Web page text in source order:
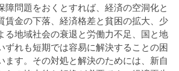
障問題をおくとすれば、経済の空洞化と
賃金の下落、経済格差と貧困の拡大、少
る地域社会の衰退と労働力不足、国と地
ずれも短期では容易に解決することの困
ます。その対処と解決のためには、新自